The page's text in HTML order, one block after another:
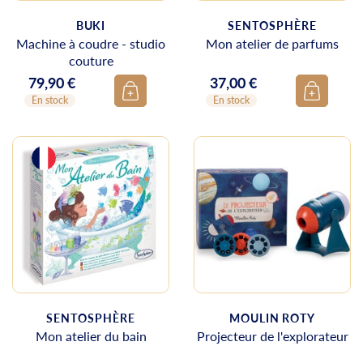
BUKI
Machine à coudre - studio
couture
Prix
79,90 €
En stock
SENTOSPHÈRE
Mon atelier de parfums
Prix
37,00 €
En stock
SENTOSPHÈRE
Mon atelier du bain
MOULIN ROTY
Projecteur de l'explorateur